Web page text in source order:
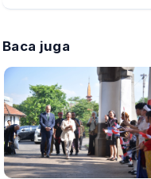
Baca juga